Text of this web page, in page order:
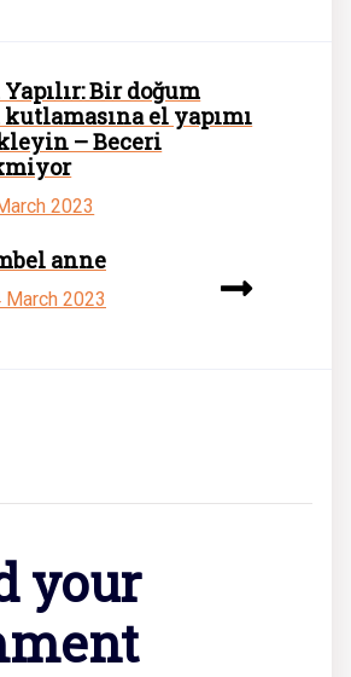
Yapılır: Bir doğum
el yapımı
– Beceri
2023
anne
March 2023
your